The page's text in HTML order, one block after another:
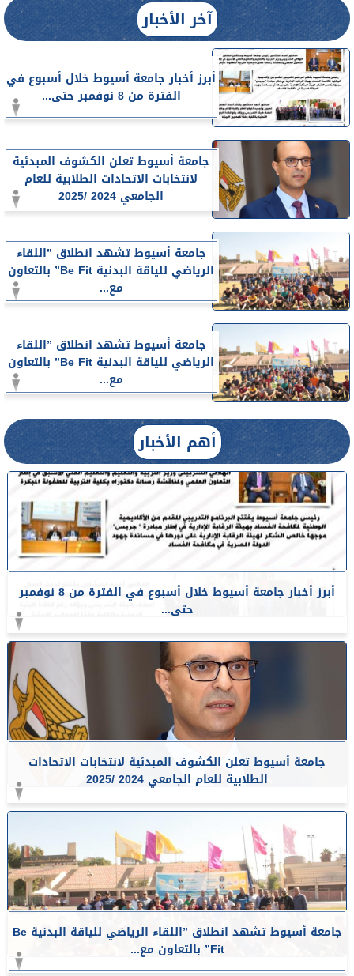
آخر الأخبار
أبرز أخبار جامعة أسيوط خلال أسبوع في
الفترة من 8 نوفمبر حتى...
جامعة أسيوط تعلن الكشوف المبدئية
لانتخابات الاتحادات الطلابية للعام
الجامعي 2024 /2025
جامعة أسيوط تشهد انطلاق ”اللقاء
الرياضي للياقة البدنية Be Fit” بالتعاون
مع...
جامعة أسيوط تشهد انطلاق ”اللقاء
الرياضي للياقة البدنية Be Fit” بالتعاون
مع...
أهم الأخبار
أبرز أخبار جامعة أسيوط خلال أسبوع في الفترة من 8 نوفمبر
حتى...
جامعة أسيوط تعلن الكشوف المبدئية لانتخابات الاتحادات
الطلابية للعام الجامعي 2024 /2025
جامعة أسيوط تشهد انطلاق ”اللقاء الرياضي للياقة البدنية Be
Fit” بالتعاون مع...